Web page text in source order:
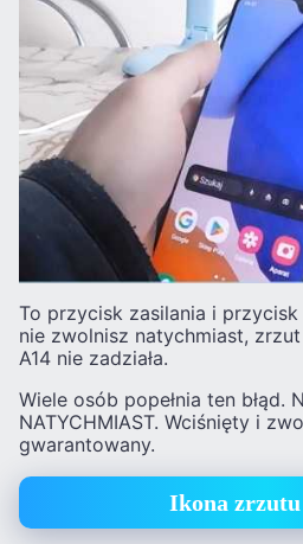
To przycisk zasilania i
nie zwolnisz natychmiast,
A14 nie zadziała.
Wiele osób popełnia ten błąd.
NATYCHMIAST. Wciśnięty i
gwarantowany.
Ikona